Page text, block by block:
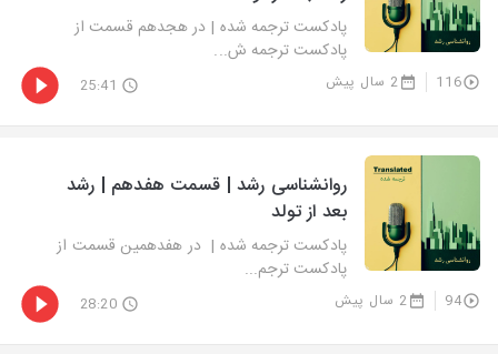
پادکست ترجمه شده | در هجدهم قسمت از
پادکست ترجمه ش...
116 2 سال پیش 25:41
روانشناسی رشد | قسمت هفدهم | رشد
بعد از تولد
پادکست ترجمه شده | در هفدهمین قسمت از
پادکست ترجم...
94 2 سال پیش 28:20